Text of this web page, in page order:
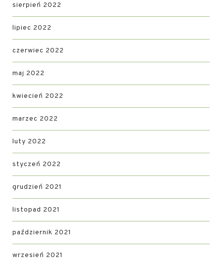
sierpień 2022
lipiec 2022
czerwiec 2022
maj 2022
kwiecień 2022
marzec 2022
luty 2022
styczeń 2022
grudzień 2021
listopad 2021
październik 2021
wrzesień 2021